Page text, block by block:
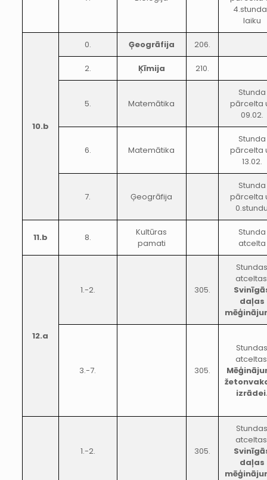
laiku
10.b
0. Ģeogrāfija 206.
2. Ķīmija 210.
5. Matemātika
Stunda
pārcelta
09.02.
6. Matemātika
Stunda
pārcelta
13.02.
7. Ģeogrāfija
Stunda
pārcelta
11.b 8.
Kultūras
pamati
Stunda
atcelta
12.a
1.-2. 305.
daļas
3.-7. 305.
1.-2. 305.
daļas